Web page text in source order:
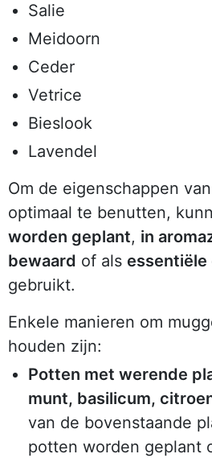
Salie
Meidoorn
Ceder
Vetrice
Bieslook
Lavendel
Om de eigenschappen
optimaal te benutten,
worden geplant, in
bewaard of als essentiële
gebruikt.
Enkele manieren om
houden zijn:
Potten met werende
munt, basilicum,
van de bovenstaande
potten worden geplant